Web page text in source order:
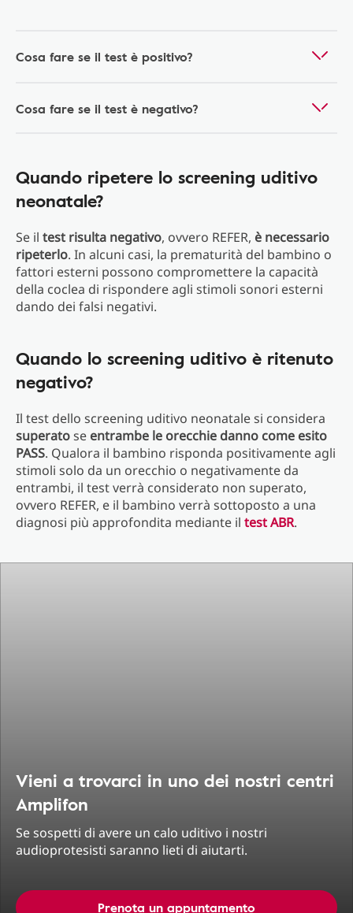
Cosa fare se il test è positivo?
Cosa fare se il test è negativo?
Quando ripetere lo screening uditivo
neonatale?
Se il test risulta negativo, ovvero REFER, è necessario
ripeterlo. In alcuni casi, la prematurità del bambino o
fattori esterni possono compromettere la capacità
della coclea di rispondere agli stimoli sonori esterni
dando dei falsi negativi.
Quando lo screening uditivo è ritenuto
negativo?
Il test dello screening uditivo neonatale si considera
superatose entrambe le orecchie danno come esito
PASS. Qualora il bambino risponda positivamente agli
stimoli solo da un orecchio o negativamente da
entrambi, il test verrà considerato non superato,
ovvero REFER, e il bambino verrà sottoposto a una
diagnosi più approfondita mediante il test ABR.
Vieni a trovarci in uno dei nostri centri
Amplifon
Se sospetti di avere un calo uditivo i nostri
audioprotesisti saranno lieti di aiutarti.
Prenota un appuntamento